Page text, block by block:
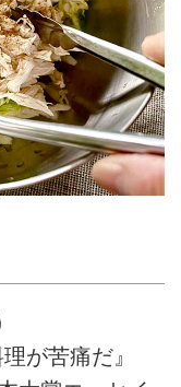
が苦痛だ』